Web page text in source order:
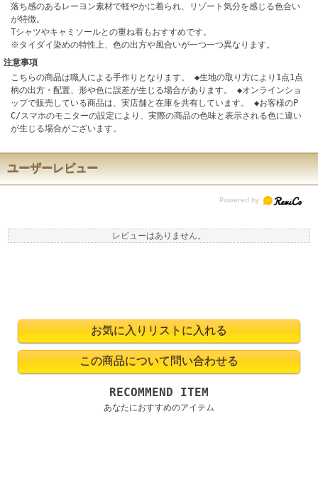
落ち感のあるレーヨン素材で軽やかに着られ、リゾート気分を感じる色合い
が特徴。
Tシャツやキャミソールとの重ね着もおすすめです。
※タイダイ染めの特性上、色の出方や風合いが一つ一つ異なります。
注意事項
こちらの商品は職人による手作りとなります。 ◆生地の取り方により1点1点
柄の出方・配置、形や色に誤差が生じる場合があります。 ◆オンラインショ
ップで販売している商品は、実店舗と在庫を共有しています。 ◆お客様のP
C/スマホのモニターの設定により、実際の商品の色味と表示される色に違い
が生じる場合がございます。
ユーザーレビュー
レビューはありません。
RECOMMEND ITEM
あなたにおすすめのアイテム